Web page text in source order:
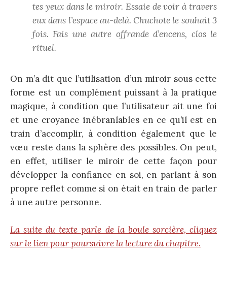
tes yeux dans le miroir. Essaie de voir à travers
eux dans l’espace au-delà. Chuchote le souhait 3
fois. Fais une autre offrande d’encens, clos le
rituel.
On m’a dit que l’utilisation d’un miroir sous cette
forme est un complément puissant à la pratique
magique, à condition que l’utilisateur ait une foi
et une croyance inébranlables en ce qu’il est en
train d’accomplir, à condition également que le
vœu reste dans la sphère des possibles. On peut,
en effet, utiliser le miroir de cette façon pour
développer la confiance en soi, en parlant à son
propre reflet comme si on était en train de parler
à une autre personne.
La suite du texte parle de la boule sorcière, cliquez
sur le lien pour poursuivre la lecture du chapitre.